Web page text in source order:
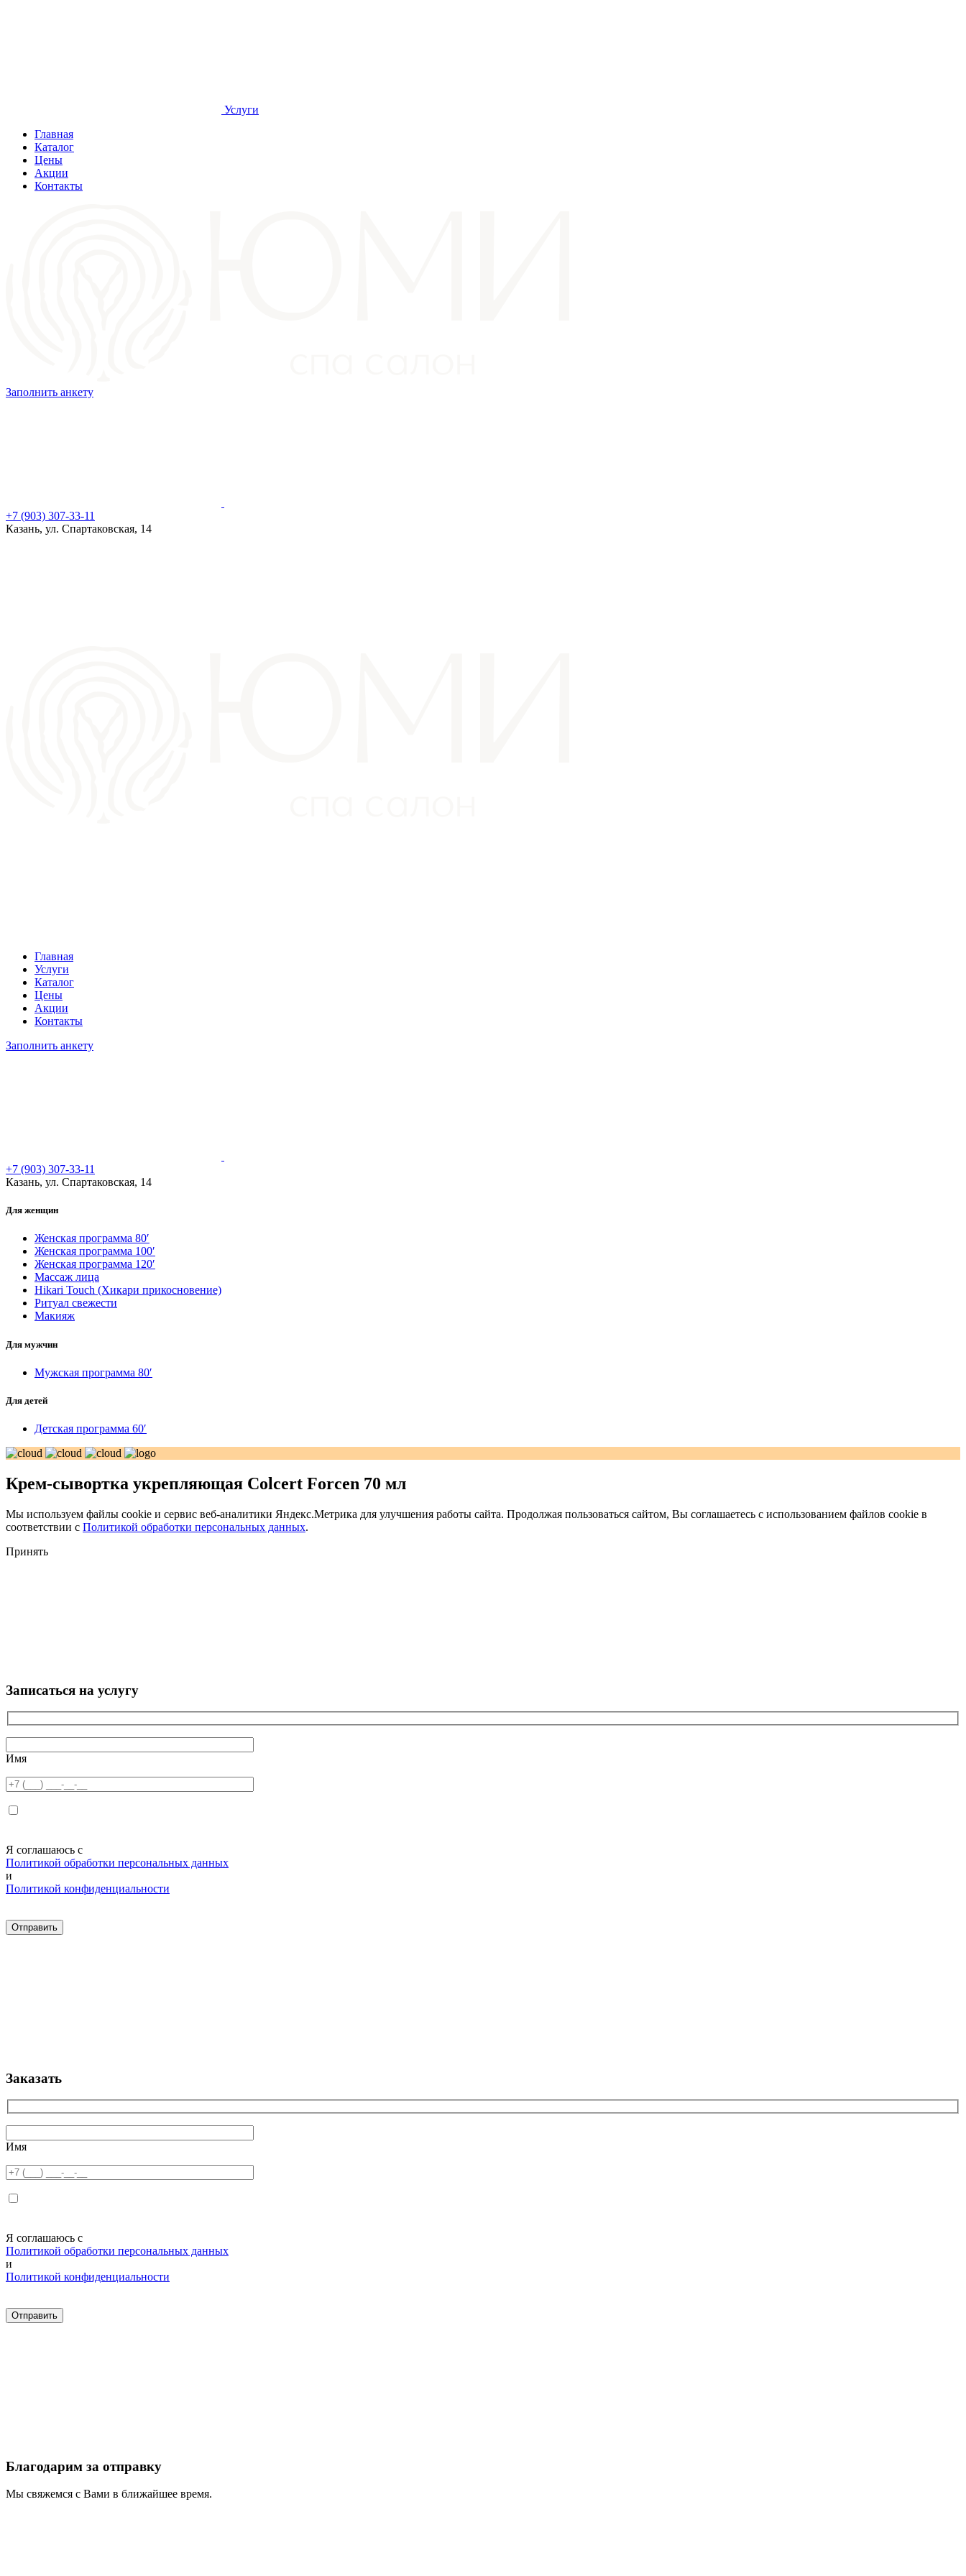
Услуги
Главная
Каталог
Цены
Акции
Контакты
Заполнить анкету
+7 (903) 307-33-11
Казань, ул. Спартаковская, 14
Главная
Услуги
Каталог
Цены
Акции
Контакты
Заполнить анкету
+7 (903) 307-33-11
Казань, ул. Спартаковская, 14
Для женщин
Женская программа 80′
Женская программа 100′
Женская программа 120′
Массаж лица
Hikari Touch (Хикари прикосновение)
Ритуал свежести
Макияж
Для мужчин
Мужская программа 80′
Для детей
Детская программа 60′
Крем-сывортка укрепляющая Colcert Forcen 70 мл
Мы используем файлы cookie и сервис веб-аналитики Яндекс.Метрика для улучшения работы сайта. Продолжая пользоваться сайтом, Вы соглашаетесь с использованием файлов cookie в
соответствии с Политикой обработки персональных данных.
Принять
Записаться на услугу
Имя
Я соглашаюсь с
Политикой обработки персональных данных
и
Политикой конфиденциальности
Заказать
Имя
Я соглашаюсь с
Политикой обработки персональных данных
и
Политикой конфиденциальности
Благодарим за отправку
Мы свяжемся с Вами в ближайшее время.